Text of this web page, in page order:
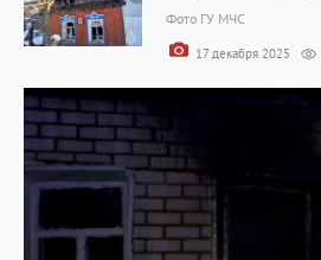
Фото ГУ МЧС
17 декабря 2025